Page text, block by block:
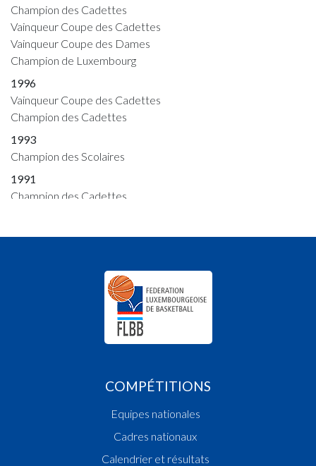
Champion des Cadettes
Vainqueur Coupe des Cadettes
Vainqueur Coupe des Dames
Champion de Luxembourg
1996
Vainqueur Coupe des Cadettes
Champion des Cadettes
1993
Champion des Scolaires
1991
Champion des Cadettes
Vainqueur Coupe des Dames
Champion des Fillettes
Champion des Filles Scolaires
Champion des Cadettes
Champion des Filles Scolaires
Champion des Dames
Champion des Cadettes
COMPÉTITIONS
Equipes nationales
Cadres nationaux
Calendrier et résultats